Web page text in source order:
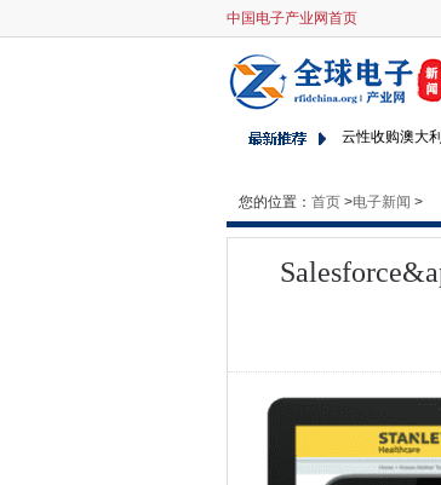
中国电子产业网首页
HPE拓扑巨额
苹果的蒂姆厨
云性收购澳大
deloitte用aws
Maersk Line支
Intel牛肉在
基于中东的酋
超过60％的女
这就是为什么
外包给苏格兰
IBM在云中提
您的位置： 首页 >电子新闻 >